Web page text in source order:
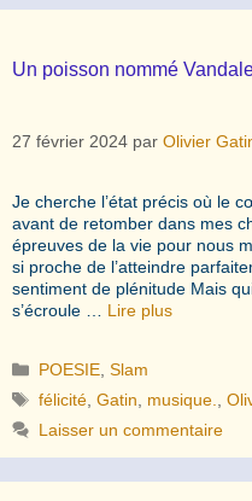
Un poisson nommé
27 février 2024 par Olivier
Je cherche l’état précis où le
avant de retomber dans mes
épreuves de la vie pour nous
si proche de l’atteindre
sentiment de plénitude Mais
s’écroule … Lire plus
Catégories
POESIE ,Slam
Étiquettes
félicité ,Gatin musique. ,
Laisser un commentaire